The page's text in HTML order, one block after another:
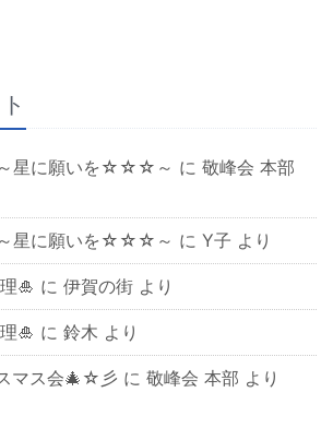
星に願いを☆☆☆～ に敬峰会 本部
星に願いを☆☆☆～ にY子 より
🎍 に伊賀の街 より
🎍 に鈴木 より
マス会🎄☆彡 に敬峰会 本部 より